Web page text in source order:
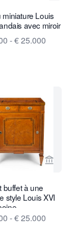
miniature Louis
avec miroir
- € 25.000
de Van NieVoir la
buffet à une
style Louis XVI
- € 25.000